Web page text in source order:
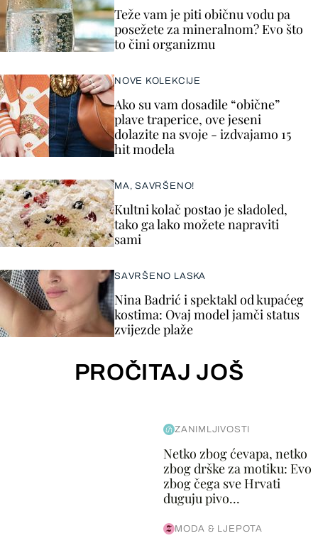
Teže vam je piti običnu vodu pa
posežete za mineralnom? Evo što
to čini organizmu
NOVE KOLEKCIJE
Ako su vam dosadile “obične”
plave traperice, ove jeseni
dolazite na svoje - izdvajamo 15
hit modela
MA, SAVRŠENO!
Kultni kolač postao je sladoled,
tako ga lako možete napraviti
sami
SAVRŠENO LASKA
Nina Badrić i spektakl od kupaćeg
kostima: Ovaj model jamči status
zvijezde plaže
PROČITAJ JOŠ
ZANIMLJIVOSTI
Netko zbog ćevapa, netko
zbog drške za motiku: Evo
zbog čega sve Hrvati
duguju pivo...
MODA & LJEPOTA